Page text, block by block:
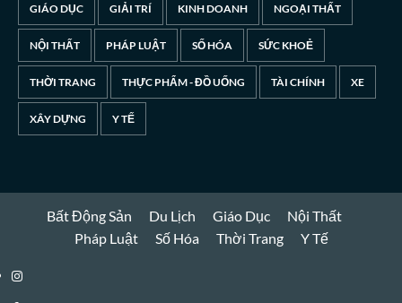
GIÁO DỤC GIẢI TRÍ KINH DOANH NGOẠI THẤT
NỘI THẤT PHÁP LUẬT SỐ HÓA SỨC KHOẺ
THỜI TRANG THỰC PHẨM - ĐỒ UỐNG TÀI CHÍNH XE
XÂY DỰNG Y TẾ
Bất Động Sản Du Lịch Giáo Dục
Nội Thất
Pháp Luật
Số Hóa Thời Trang Y Tế
Instagram